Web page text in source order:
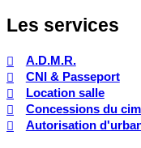
Les services
A.D.M.R.
CNI & Passeport
Location salle
Concessions du
Autorisation